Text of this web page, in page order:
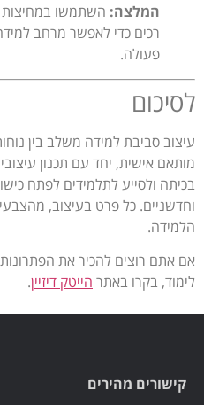
המלצה: השתמשו במחיצות
רכים כדי לאפשר מרחב
פעולה.
לסיכום
עיצוב סביבת למידה משלב בין
מותאם אישית, יחד עם תכנון
בכיתה ולסייע לתלמידים לפתח
וחדשניים. כל פרט בעיצוב,
הלמידה.
אם אתם רוצים להכיר את
לימוד, בקרו באתר הייטק דיזיין.
קישורים מהירים